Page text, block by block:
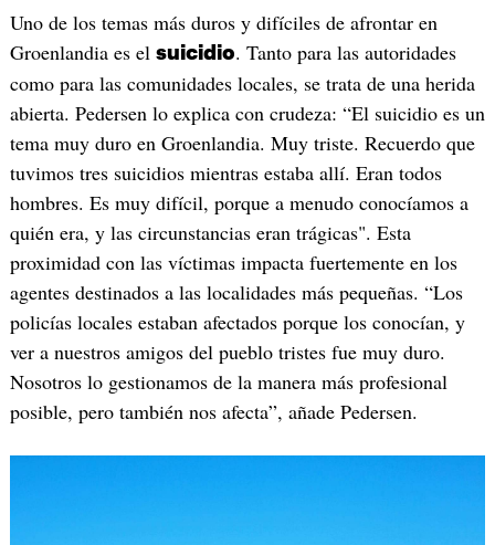
Uno de los temas más duros y difíciles de afrontar en
Groenlandia es el suicidio. Tanto para las autoridades
como para las comunidades locales, se trata de una herida
abierta. Pedersen lo explica con crudeza: “El suicidio es un
tema muy duro en Groenlandia. Muy triste. Recuerdo que
tuvimos tres suicidios mientras estaba allí. Eran todos
hombres. Es muy difícil, porque a menudo conocíamos a
quién era, y las circunstancias eran trágicas". Esta
proximidad con las víctimas impacta fuertemente en los
agentes destinados a las localidades más pequeñas. “Los
policías locales estaban afectados porque los conocían, y
ver a nuestros amigos del pueblo tristes fue muy duro.
Nosotros lo gestionamos de la manera más profesional
posible, pero también nos afecta”, añade Pedersen.